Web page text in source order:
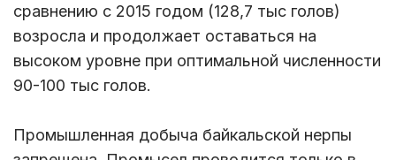
сравнению с 2015 годом (128,7 тыс голов)
возросла и продолжает оставаться на
высоком уровне при оптимальной численности
90-100 тыс голов.
Промышленная добыча байкальской нерпы